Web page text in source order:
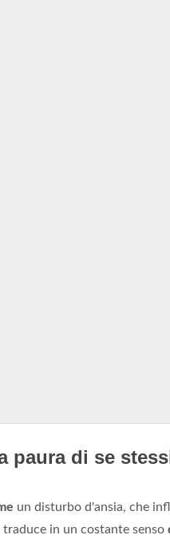
paura di se
un disturbo d'ansia, che
traduce in un costante senso